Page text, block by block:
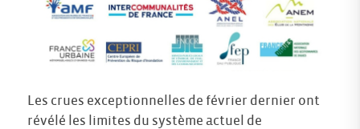
Les crues exceptionnelles de février dernier ont
révélé les limites du système actuel de